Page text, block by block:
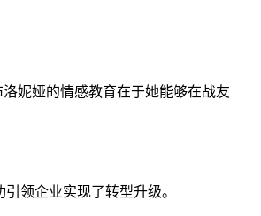
妮娅的情感教育在于她能够在战友
领企业实现了转型升级。